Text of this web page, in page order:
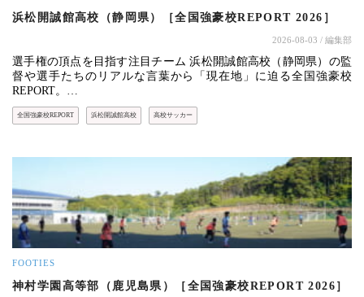
浜松開誠館高校（静岡県）［全国強豪校REPORT 2026］
2026-08-03 / 編集部
選手権の頂点を目指す注目チーム 浜松開誠館高校（静岡県）の監
督や選手たちのリアルな言葉から「現在地」に迫る全国強豪校
REPORT。…
全国強豪校REPORT 浜松開誠館高校 高校サッカー
FOOTIES
神村学園高等部（鹿児島県）［全国強豪校REPORT 2026］